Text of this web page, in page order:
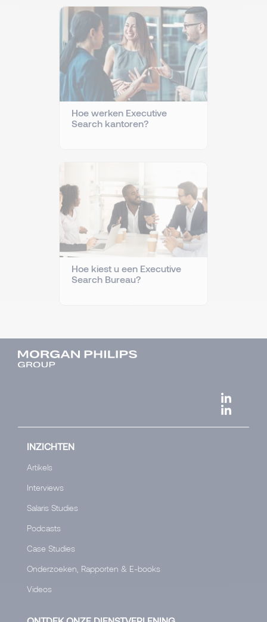
Hoe werken Executive
Search kantoren?
Hoe kiest u een Executive
Search Bureau?
INZICHTEN
Artikels
Interviews
Salaris Studies
Podcasts
Case Studies
Onderzoeken, Rapporten & E-books
Videos